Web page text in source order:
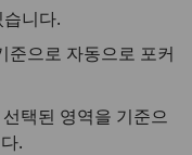
니다.
준으로 자동으로 포커
택된 영역을 기준으
.